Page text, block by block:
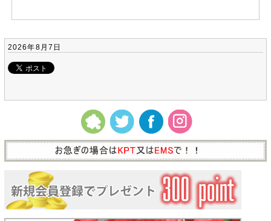
2026年8月7日